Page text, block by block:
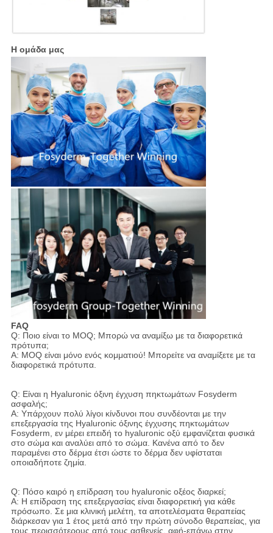
Η ομάδα μας
FAQ
Q: Ποιο είναι το MOQ; Μπορώ να αναμίξω με τα διαφορετικά
πρότυπα;
Α: MOQ είναι μόνο ενός κομματιού! Μπορείτε να αναμίξετε με τα
διαφορετικά πρότυπα.
Q: Είναι η Hyaluronic όξινη έγχυση πηκτωμάτων Fosyderm
ασφαλής;
Α: Υπάρχουν πολύ λίγοι κίνδυνοι που συνδέονται με την
επεξεργασία της Hyaluronic όξινης έγχυσης πηκτωμάτων
Fosyderm, εν μέρει επειδή το hyaluronic οξύ εμφανίζεται φυσικά
στο σώμα και αναλύει από το σώμα. Κανένα από το δεν
παραμένει στο δέρμα έτσι ώστε το δέρμα δεν υφίσταται
οποιαδήποτε ζημία.
Q: Πόσο καιρό η επίδραση του hyaluronic οξέος διαρκεί;
Α: Η επίδραση της επεξεργασίας είναι διαφορετική για κάθε
πρόσωπο. Σε μια κλινική μελέτη, τα αποτελέσματα θεραπείας
διάρκεσαν για 1 έτος μετά από την πρώτη σύνοδο θεραπείας, για
τους περισσότερους από τους ασθενείς, αφή-επάνω στην